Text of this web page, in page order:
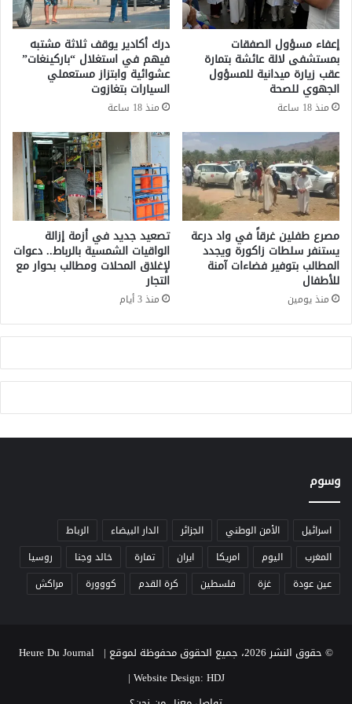
د
ق
ن
ا
ق
و
س
ا
ل
خ
ط
ر
ب
ش
أ
ن
ا
ل
ر
ت
ا
ل
ا
ي
ض
ل
ش
ي
ر
ا
ب
ا
ل
ن
ا
ظ
و
ر
و
س
و
ق
ا
أ
ب
ع
ء
ر
ب
إعفاء مسؤول الصفقات
بمستشفى لالة عائشة بتمارة
عقب زيارة ميدانية للمسؤول
الجهوي للصحة
منذ 18 ساعة
درك أكادير يوقف ثلاثة مشتبه
فيهم في استغلال “باركينغات”
عشوائية وابتزاز مستعملي
السيارات بتغازوت
منذ 18 ساعة
مصرع طفلين غرقاً في واد درعة
يستنفر سلطات زاكورة ويجدد
المطالب بتوفير فضاءات آمنة
للأطفال
منذ يومين
تصعيد جديد في أزمة إزالة
الواقيات الشمسية بالرباط.. دعوات
لإغلاق المحلات ومطالب بحوار مع
التجار
منذ 3 أيام
وسوم
اسرائيل الأمن الوطني الجزائر الدار البيضاء
الرباط
المغرب
اليوم امريكا ايران تمارة خالد وجنا
روسيا
عين عودة
غزة فلسطين كرة القدم كووورة مراكش
© حقوق النشر 2026، جميع الحقوق محفوظة لموقع Heure Du Journal |
Website Design: HDJ
|